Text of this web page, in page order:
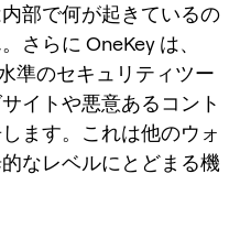
部で何が起きているの
さらに OneKey は、
準のセキュリティツー
イトや悪意あるコント
ます。これは他のウォ
なレベルにとどまる機